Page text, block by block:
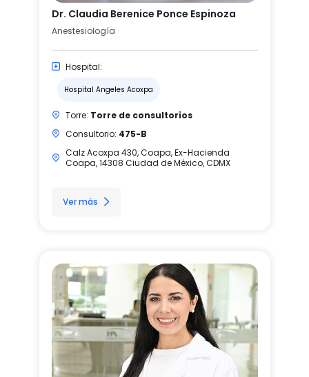
Dr. Claudia Berenice Ponce Espinoza
Anestesiología
Hospital:
Hospital Angeles Acoxpa
Torre: Torre de consultorios
Consultorio: 475-B
Calz Acoxpa 430, Coapa, Ex-Hacienda
Coapa, 14308 Ciudad de México, CDMX
Ver más